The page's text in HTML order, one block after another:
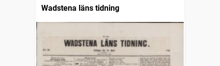
Wadstena läns tidning